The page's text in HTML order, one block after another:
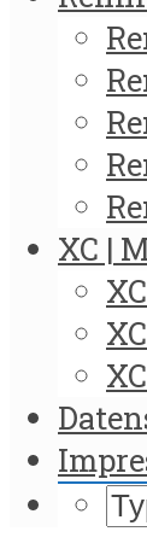
XC |